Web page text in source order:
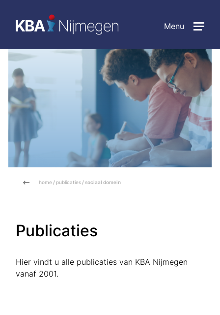
Menu
home / publicaties / sociaal domein
Publicaties
Hier vindt u alle publicaties van KBA Nijmegen
vanaf 2001.